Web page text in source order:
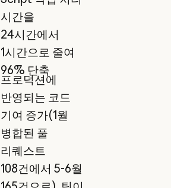
시간을
24시간에서
1시간으로 줄여
96% 단축
프로덕션에
반영되는 코드
기여 증가(1월
병합된 풀
리퀘스트
108건에서 5-6월